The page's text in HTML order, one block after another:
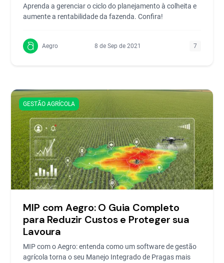
Aprenda a gerenciar o ciclo do planejamento à colheita e
aumente a rentabilidade da fazenda. Confira!
Aegro 8 de Sep de 2021 7
GESTÃO AGRÍCOLA
MIP com Aegro: O Guia Completo
para Reduzir Custos e Proteger sua
Lavoura
MIP com o Aegro: entenda como um software de gestão
agrícola torna o seu Manejo Integrado de Pragas mais